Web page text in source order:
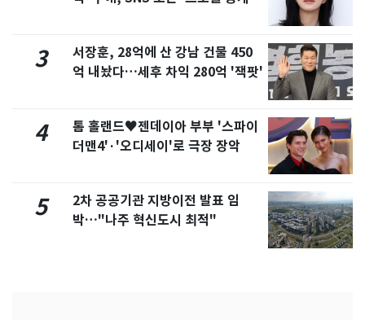
3
서장훈, 28억에 산 강남 건물 450
억 내놨다…세후 차익 280억 '잭팟'
4
톰 홀랜드♥젠데이아 부부 '스파이
더맨4'·'오디세이'로 극장 장악
5
2차 공공기관 지방이전 발표 임
박…"나주 혁신도시 최적"